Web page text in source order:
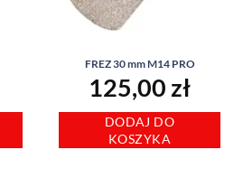
FREZ 30 mm M14 PRO
125,00 zł
DODAJ DO
KOSZYKA